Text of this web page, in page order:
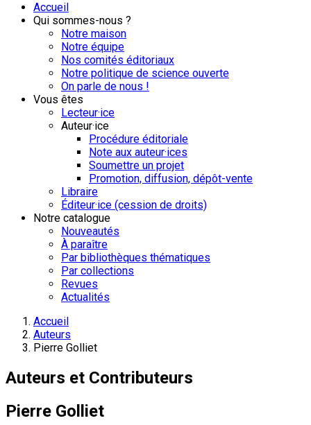
Accueil
Qui sommes-nous ?
Notre maison
Notre équipe
Nos comités éditoriaux
Notre politique de science ouverte
On parle de nous !
Vous êtes
Lecteur·ice
Auteur·ice
Procédure éditoriale
Note aux auteur·ices
Soumettre un projet
Promotion, diffusion, dépôt-vente
Libraire
Éditeur·ice (cession de droits)
Notre catalogue
Nouveautés
À paraître
Par bibliothèques thématiques
Par collections
Revues
Actualités
Accueil
Auteurs
Pierre Golliet
Auteurs et Contributeurs
Pierre Golliet